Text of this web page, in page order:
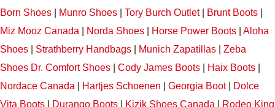
Born Shoes
Munro Shoes Tory Burch Outlet Brunt Boots
Miz Mooz Canada
Norda Shoes Horse Power Boots
Aloha
Shoes
Strathberry Handbags Munich Zapatillas
Zeba
Shoes Dr. Comfort Shoes Cody James Boots Haix Boots
Nordace Canada
Hartjes Schoenen Georgia Boot|
Dolce
Vita Boots
Durango Boots Kizik Shoes Canada Rodeo King